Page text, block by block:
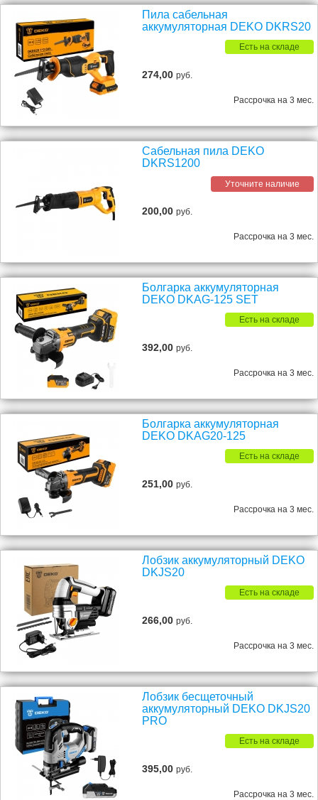
Пила сабельная
аккумуляторная DEKO DKRS20
Есть на складе
274,00руб.
Рассрочка на 3 мес.
Сабельная пила DEKO
DKRS1200
Уточните наличие
200,00руб.
Рассрочка на 3 мес.
Болгарка аккумуляторная
DEKO DKAG-125 SET
Есть на складе
392,00руб.
Рассрочка на 3 мес.
Болгарка аккумуляторная
DEKO DKAG20-125
Есть на складе
251,00руб.
Рассрочка на 3 мес.
Лобзик аккумуляторный DEKO
DKJS20
Есть на складе
266,00руб.
Рассрочка на 3 мес.
Лобзик бесщеточный
аккумуляторный DEKO DKJS20
PRO
Есть на складе
395,00руб.
Рассрочка на 3 мес.